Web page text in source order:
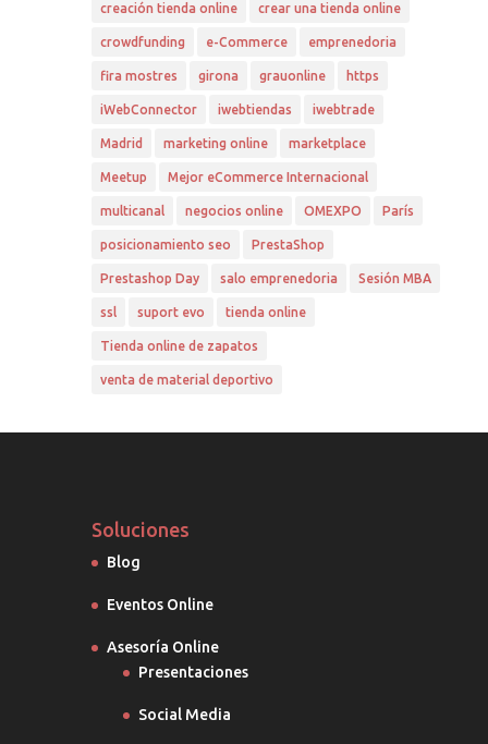
creación tienda online crear una tienda online
crowdfunding e-Commerce emprenedoria
fira mostres girona grauonline https
iWebConnector iwebtiendas iwebtrade
Madrid marketing online marketplace
Meetup Mejor eCommerce Internacional
multicanal negocios online OMEXPO París
posicionamiento seo PrestaShop
Prestashop Day salo emprenedoria Sesión MBA
ssl suport evo tienda online
Tienda online de zapatos
venta de material deportivo
Soluciones
Blog
Eventos Online
Asesoría Online
Presentaciones
Social Media